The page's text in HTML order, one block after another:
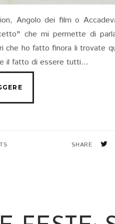
Angolo dei film o
che mi permette di
che ho fatto finora li trovate
il fatto di essere tutti...
SHARE